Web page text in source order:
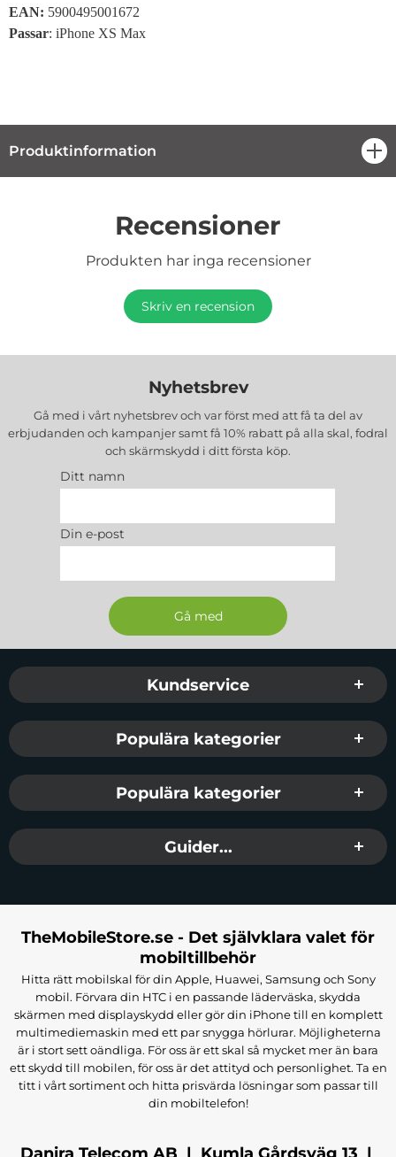
EAN: 5900495001672
Passar: iPhone XS Max
Produktinformation
Recensioner
Produkten har inga recensioner
Skriv en recension
Nyhetsbrev
Gå med i vårt nyhetsbrev och var först med att få ta del av
erbjudanden och kampanjer samt få 10% rabatt på alla skal, fodral
och skärmskydd i ditt första köp.
Ditt namn
Din e-post
Sidfot Blandad info och länkar
Kundservice
Populära kategorier
Populära kategorier
Guider...
TheMobileStore.se - Det självklara valet för
mobiltillbehör
Hitta rätt mobilskal för din Apple, Huawei, Samsung och Sony
mobil. Förvara din HTC i en passande läderväska, skydda
skärmen med displayskydd eller gör din iPhone till en komplett
multimediemaskin med ett par snygga hörlurar. Möjligheterna
är i stort sett oändliga. För oss är ett skal så mycket mer än bara
ett skydd till mobilen, för oss är det attityd och personlighet. Ta en
titt i vårt sortiment och hitta prisvärda lösningar som passar till
din mobiltelefon!
Danira Telecom AB | Kumla Gårdsväg 13 |